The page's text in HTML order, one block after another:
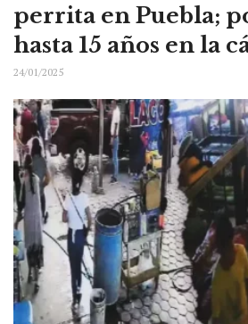
perrita en Puebla;
hasta 15 años en la
24/01/2025